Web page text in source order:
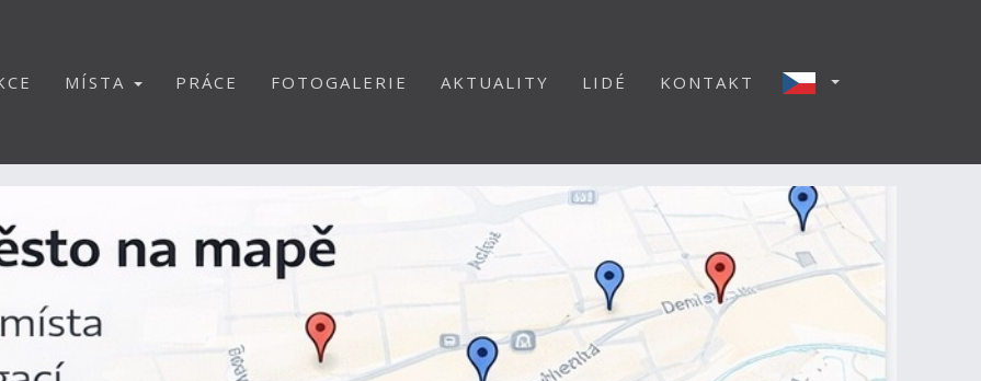
MÍSTA PRÁCE FOTOGALERIE AKTUALITY LIDÉ KONTAKT